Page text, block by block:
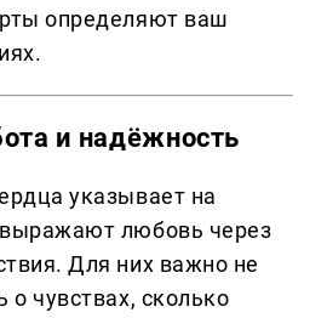
определяют ваш
и надёжность
указывает на
любовь через
Для них важно не
о чувствах, сколько